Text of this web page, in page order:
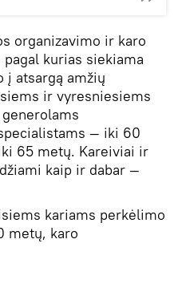
organizavimo ir karo
kurias siekiama
atsargą amžių
ir vyresniesiems
— iki 60
65 metų. Kareiviai ir
kaip ir dabar —
kariams perkėlimo
metų, karo